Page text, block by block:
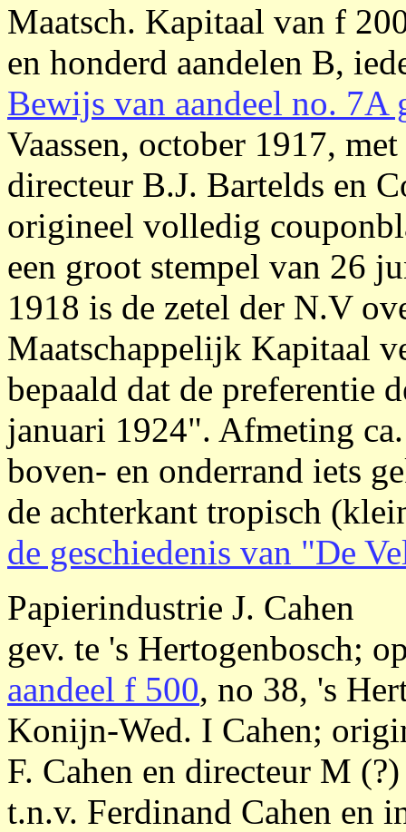
Maatsch. Kapitaal van f
en honderd aandelen B,
Bewijs van aandeel no. 7A
Vaassen, october 1917,
directeur B.J. Bartelds en
origineel volledig
een groot stempel van 26
1918 is de zetel der N.V
Maatschappelijk Kapitaal
bepaald dat de preferentie
januari 1924". Afmeting
boven- en onderrand iets
de achterkant tropisch
de geschiedenis van "De
Papierindustrie J. Cahen
gev. te 's Hertogenbosch;
aandeel f 500, no 38, 's
Konijn-Wed. I Cahen;
F. Cahen en directeur M
t.n.v. Ferdinand Cahen en